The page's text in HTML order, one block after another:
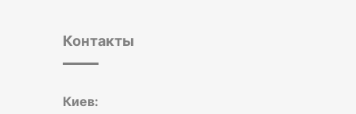
Контакты
Киев: